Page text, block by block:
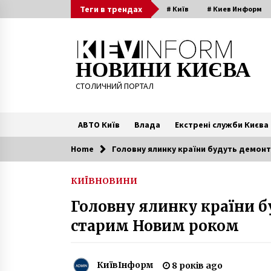
to
Теги в трендах # Київ # Киев Информ
НОВИНИ КИЄВА
СТОЛИЧНИЙ ПОРТАЛ
АВТО Київ Влада Екстрені служби Києва
Читають зараз
штурмує будинок разом з
прихильниками (ВІДЕО)
8 років ago
бульвара Шевченко (Фото)
Home Головну ялинку країни будуть
КИЇВНОВИНИ
Головну ялинку країни
старим Новим роком
КиївІнформ 8 років ago